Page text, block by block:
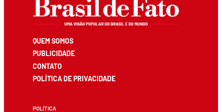
QUEM SOMOS
PUBLICIDADE
CONTATO
POLÍTICA DE PRIVACIDADE
POLÍTICA